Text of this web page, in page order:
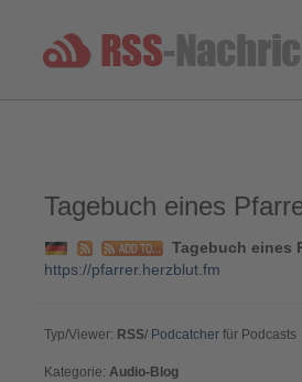
Tagebuch eines
Tagebuch eines
https://pfarrer.herzblut.fm
Typ/Viewer: RSS/ Podcatcher für Podcasts
Kategorie: Audio-Blog